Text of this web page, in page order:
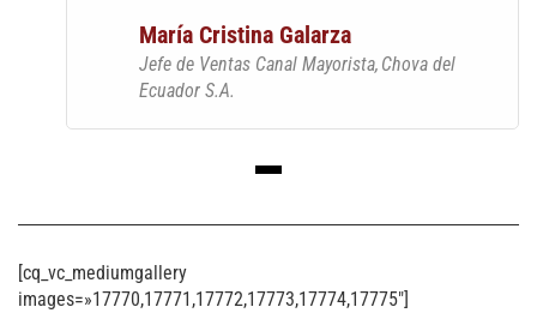
María Cristina Galarza
Jefe de Ventas Canal Mayorista Chova del
Ecuador S.A.
[cq_vc_mediumgallery
images=»17770,17771,17772,17773,17774,17775″]